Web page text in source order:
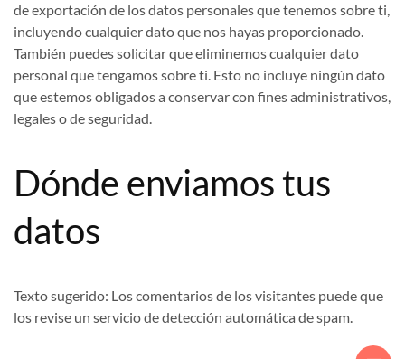
de exportación de los datos personales que tenemos sobre ti,
incluyendo cualquier dato que nos hayas proporcionado.
También puedes solicitar que eliminemos cualquier dato
personal que tengamos sobre ti. Esto no incluye ningún dato
que estemos obligados a conservar con fines administrativos,
legales o de seguridad.
Dónde enviamos tus
datos
Texto sugerido: Los comentarios de los visitantes puede que
los revise un servicio de detección automática de spam.